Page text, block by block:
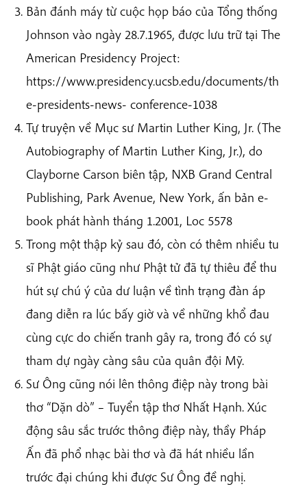
Bản đánh máy từ cuộc họp báo của Tổng thống
Johnson vào ngày 28.7.1965, được lưu trữ tại The
American Presidency Project:
https://www.presidency.ucsb.edu/documents/th
e-presidents-news- conference-1038
Tự truyện về Mục sư Martin Luther King, Jr. (The
Autobiography of Martin Luther King, Jr.), do
Clayborne Carson biên tập, NXB Grand Central
Publishing, Park Avenue, New York, ấn bản e-
book phát hành tháng 1.2001, Loc 5578
Trong một thập kỷ sau đó, còn có thêm nhiều tu
sĩ Phật giáo cũng như Phật tử đã tự thiêu để thu
hút sự chú ý của dư luận về tình trạng đàn áp
đang diễn ra lúc bấy giờ và về những khổ đau
cùng cực do chiến tranh gây ra, trong đó có sự
tham dự ngày càng sâu của quân đội Mỹ.
Sư Ông cũng nói lên thông điệp này trong bài
thơ “Dặn dò” – Tuyển tập thơ Nhất Hạnh. Xúc
động sâu sắc trước thông điệp này, thầy Pháp
Ấn đã phổ nhạc bài thơ và đã hát nhiều lần
trước đại chúng khi được Sư Ông đề nghị.